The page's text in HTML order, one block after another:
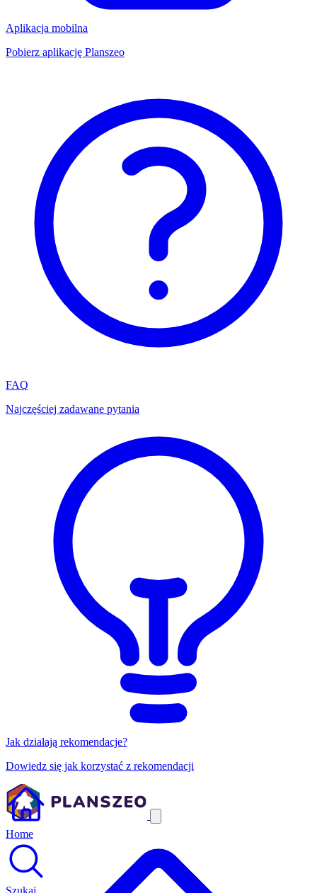
Aplikacja mobilna
Pobierz aplikację Planszeo
FAQ
Najczęściej zadawane pytania
Jak działają rekomendacje?
Dowiedz się jak korzystać z rekomendacji
Home
Szukaj